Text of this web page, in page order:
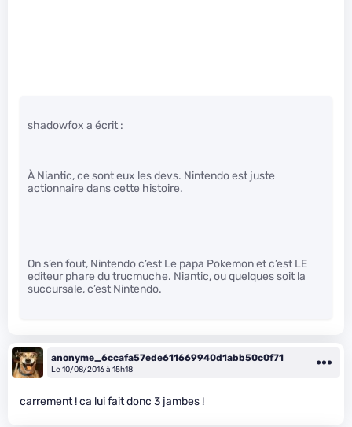
shadowfox a écrit :
À Niantic, ce sont eux les devs. Nintendo est juste
actionnaire dans cette histoire.
On s’en fout, Nintendo c’est Le papa Pokemon et c’est LE
editeur phare du trucmuche. Niantic, ou quelques soit la
succursale, c’est Nintendo.
anonyme_6ccafa57ede611669940d1abb50c0f71
Le 10/08/2016 à 15h18
carrement ! ca lui fait donc 3 jambes !